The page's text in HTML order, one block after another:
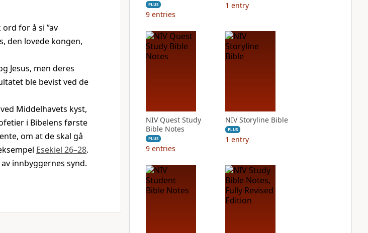
for å si ”av
den lovede kongen,
Jesus, men deres
ble bevist ved de
Middelhavets kyst,
i Bibelens første
om at de skal gå
Esekiel 26–28.
innbyggernes synd.
PLUS
9 entries
1 entry
NIV Quest Study
Bible Notes
PLUS
9 entries
NIV Storyline Bible
PLUS
1 entry